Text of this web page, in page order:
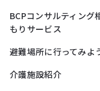
BCPコンサルティング
もりサービス
避難場所に行ってみよ
介護施設紹介